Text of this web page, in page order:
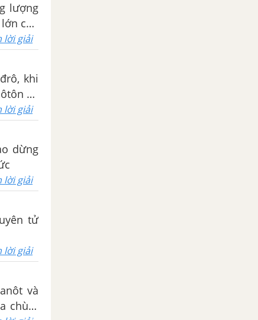
lượng
của
của
lời giải
khi
có
lời giải
dừng
lời giải
tử
lời giải
và
chùm